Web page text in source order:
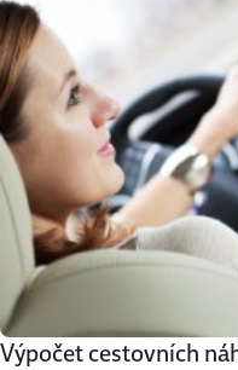
přijde na účet?
Výpočet cestovních